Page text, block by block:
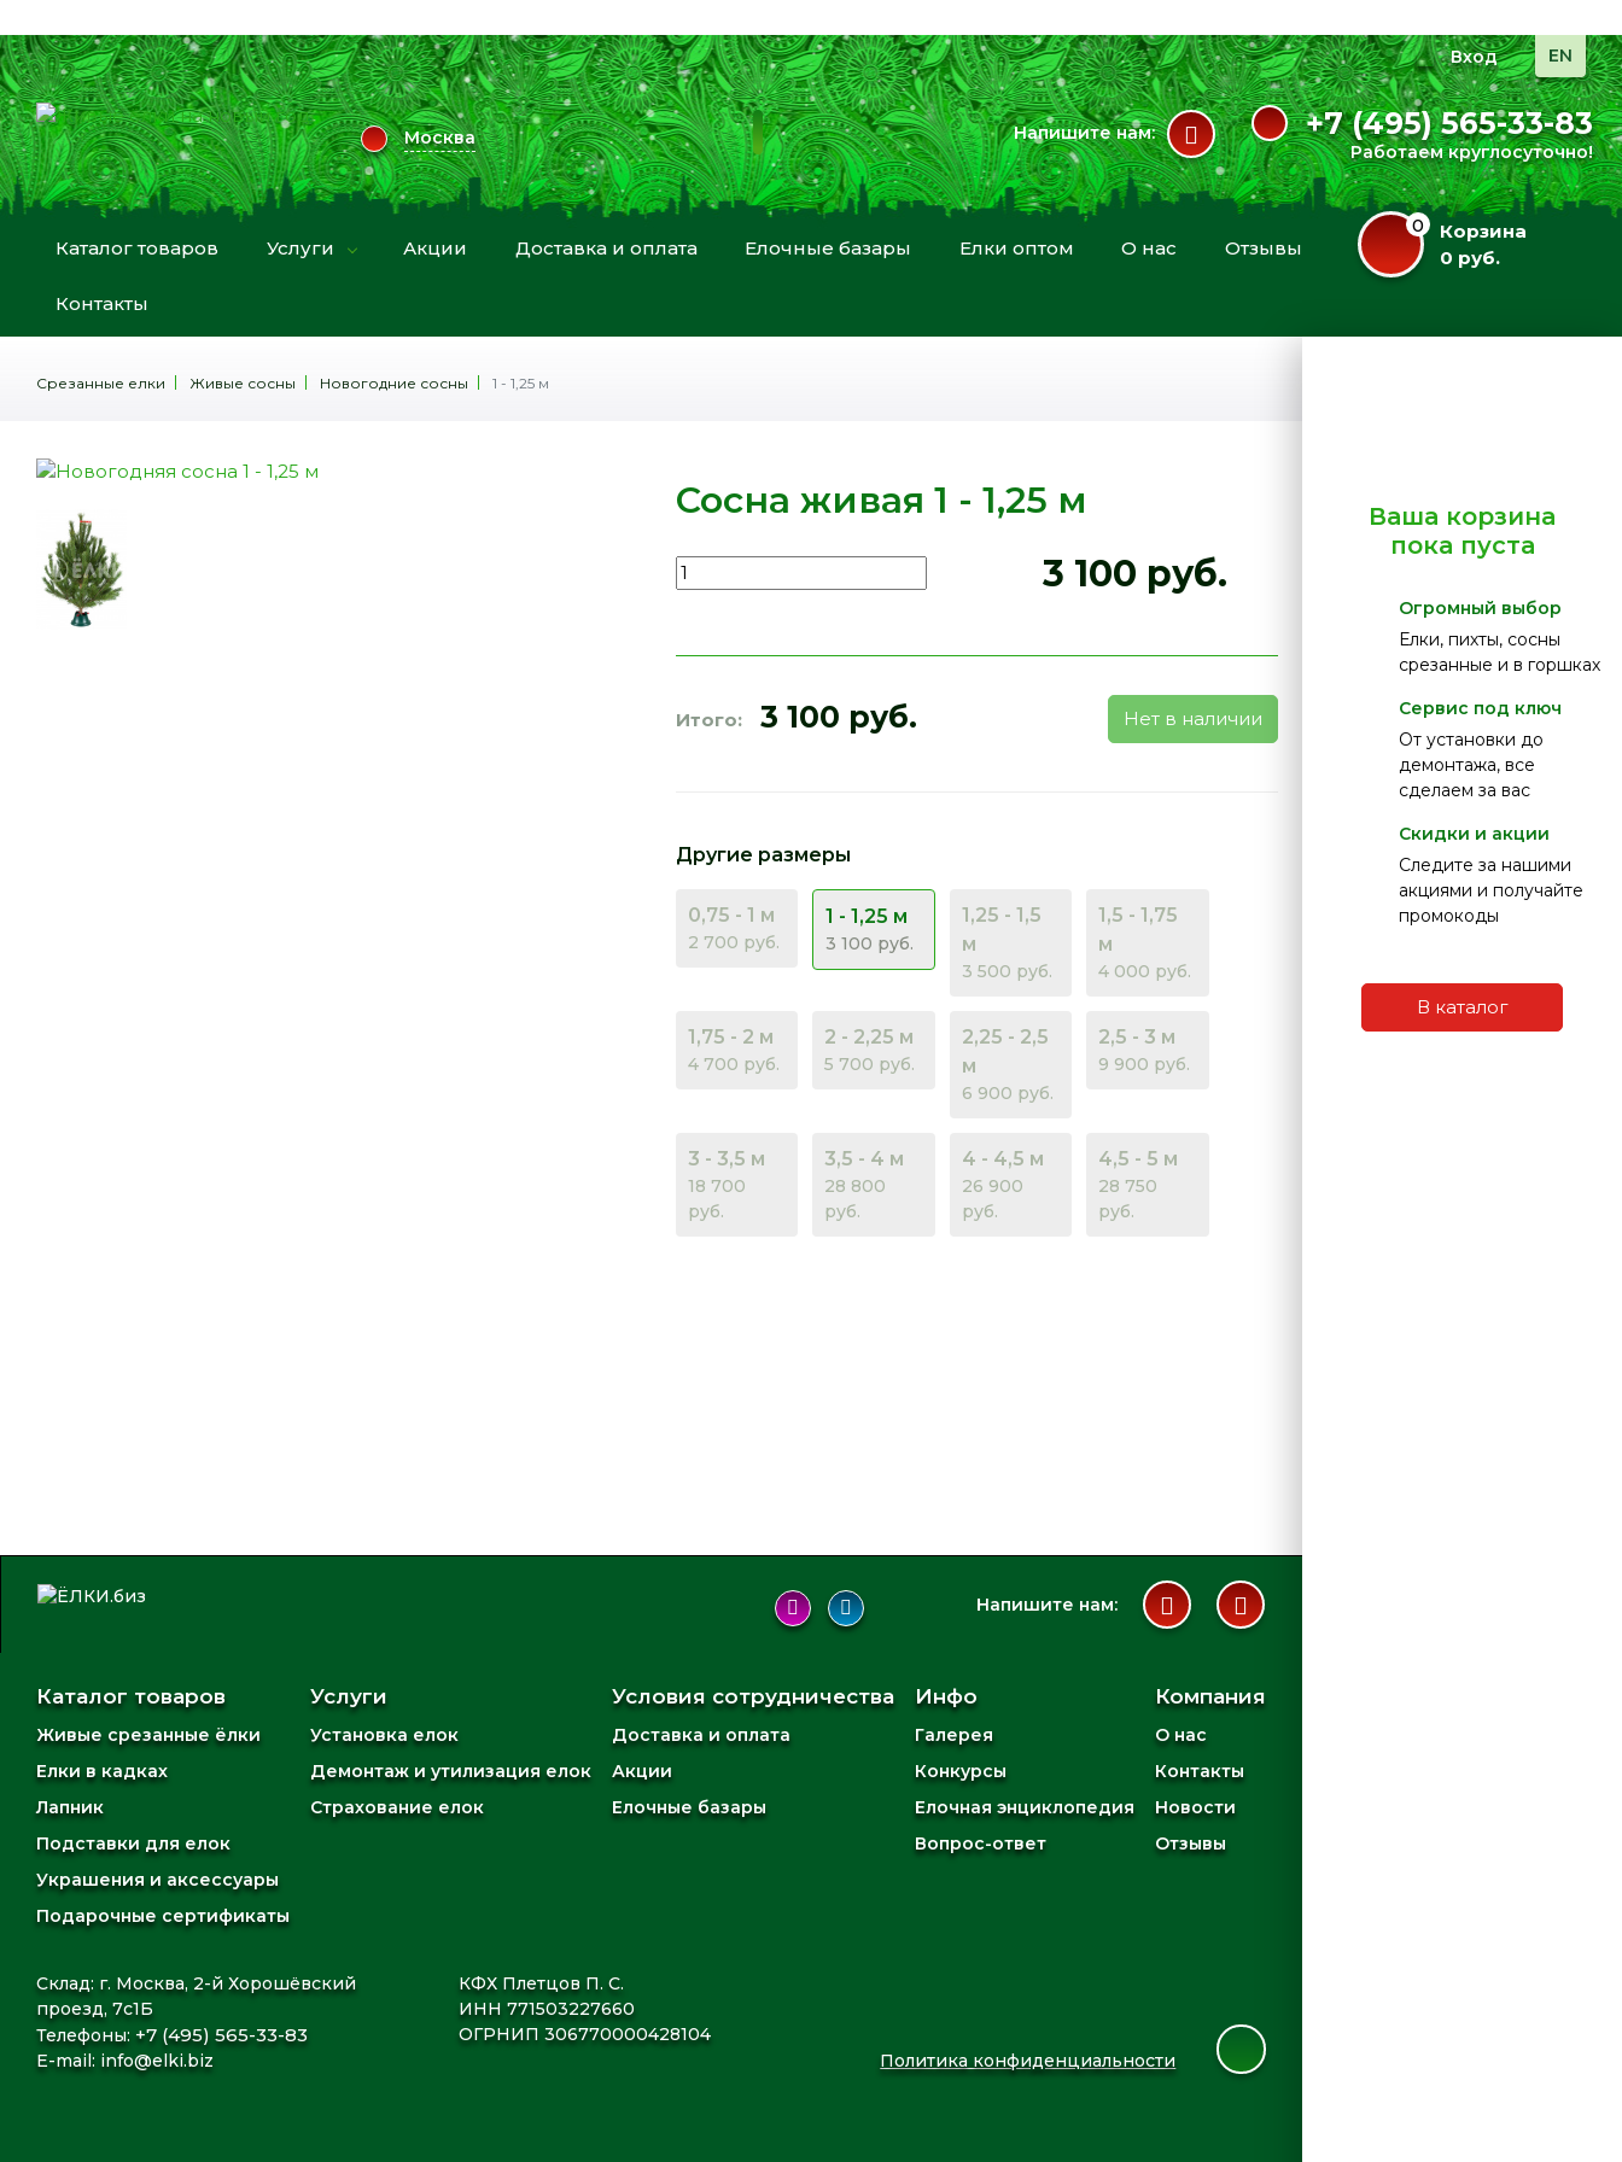
Москва
Вход EN
Напишите нам: +7 (495) 565-33-83
Работаем круглосуточно!
Каталог товаров Услуги Акции Доставка и оплата Елочные базары Елки оптом О нас Отзывы
Контакты
0
Корзина
0 руб.
Ваша корзина
пока пуста
Огромный выбор
Елки, пихты, сосны
срезанные и в горшках
Сервис под ключ
От установки до
демонтажа, все
сделаем за вас
Скидки и акции
Следите за нашими
акциями и получайте
промокоды
В каталог
Срезанные елки Живые сосны Новогодние сосны 1 - 1,25 м
Сосна живая 1 - 1,25 м
3 100 руб.
Итого: 3 100 руб. Нет в наличии
Другие размеры
0,75 - 1 м
2 700 руб.
1 - 1,25 м
3 100 руб.
1,25 - 1,5
м
3 500 руб.
1,5 - 1,75
м
4 000 руб.
1,75 - 2 м
4 700 руб.
2 - 2,25 м
5 700 руб.
2,25 - 2,5
м
6 900 руб.
2,5 - 3 м
9 900 руб.
3 - 3,5 м
18 700
руб.
3,5 - 4 м
28 800
руб.
4 - 4,5 м
26 900
руб.
4,5 - 5 м
28 750
руб.
Напишите нам:
Каталог товаров
Живые срезанные ёлки
Елки в кадках
Лапник
Подставки для елок
Украшения и аксессуары
Подарочные сертификаты
Услуги
Установка елок
Демонтаж и утилизация елок
Страхование елок
Условия сотрудничества
Доставка и оплата
Акции
Елочные базары
Инфо
Галерея
Конкурсы
Елочная энциклопедия
Вопрос-ответ
Компания
О нас
Контакты
Новости
Отзывы
Склад: г. Москва, 2-й Хорошёвский
проезд, 7с1Б
Телефоны: +7 (495) 565-33-83
E-mail: info@elki.biz
КФХ Плетцов П. С.
ИНН 771503227660
ОГРНИП 306770000428104
Политика конфиденциальности